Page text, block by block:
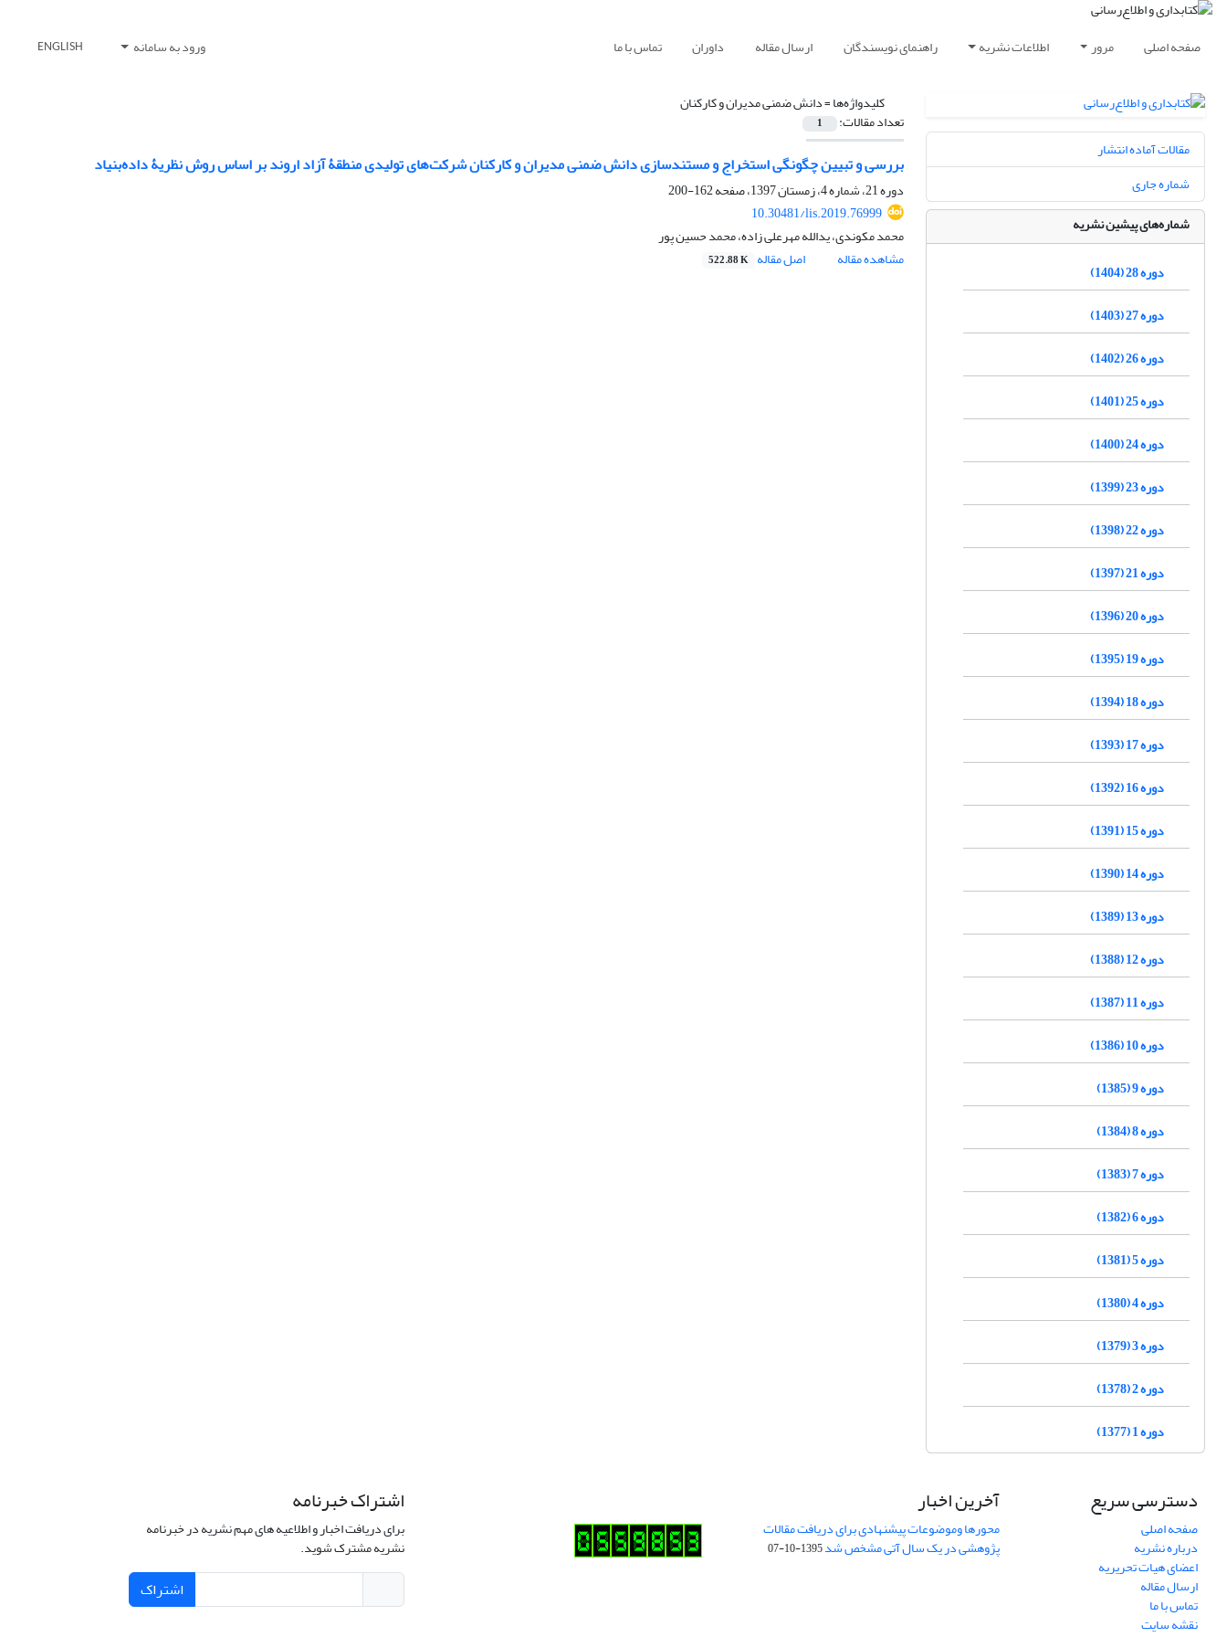
صفحه اصلی مرور اطلاعات نشریه راهنمای نویسندگان ارسال مقاله داوران تماس با ما ورود به سامانه ENGLISH
کلیدواژه‌ها =دانش ضمنی مدیران و کارکنان
تعداد مقالات: 1
بررسی و تبیین چگونگی استخراج و مستندسازی دانش ضمنی مدیران و کارکنان شرکت‌های تولیدی منطقۀ آزاد اروند بر اساس روش نظریۀ داده‌بنیاد
دوره 21، شماره 4، زمستان 1397، صفحه
162-200
10.30481/lis.2019.76999
محمد مکوندی، یدالله مهرعلی زاده، محمد حسین پور
مشاهده مقاله
اصل مقاله 522.88 K
مقالات آماده انتشار
شماره جاری
شماره‌های پیشین نشریه
دوره 28 (1404)
دوره 27 (1403)
دوره 26 (1402)
دوره 25 (1401)
دوره 24 (1400)
دوره 23 (1399)
دوره 22 (1398)
دوره 21 (1397)
دوره 20 (1396)
دوره 19 (1395)
دوره 18 (1394)
دوره 17 (1393)
دوره 16 (1392)
دوره 15 (1391)
دوره 14 (1390)
دوره 13 (1389)
دوره 12 (1388)
دوره 11 (1387)
دوره 10 (1386)
دوره 9 (1385)
دوره 8 (1384)
دوره 7 (1383)
دوره 6 (1382)
دوره 5 (1381)
دوره 4 (1380)
دوره 3 (1379)
دوره 2 (1378)
دوره 1 (1377)
دسترسی سریع
صفحه اصلی
درباره نشریه
اعضای هیات تحریریه
ارسال مقاله
تماس با ما
نقشه سایت
آخرین اخبار
محورها وموضوعات پیشنهادی برای دریافت مقالات
پژوهشی در یک سال آتی مشخص شد1395-10-07
اشتراک خبرنامه
برای دریافت اخبار و اطلاعیه های مهم نشریه در خبرنامه
نشریه مشترک شوید.
اشتراک